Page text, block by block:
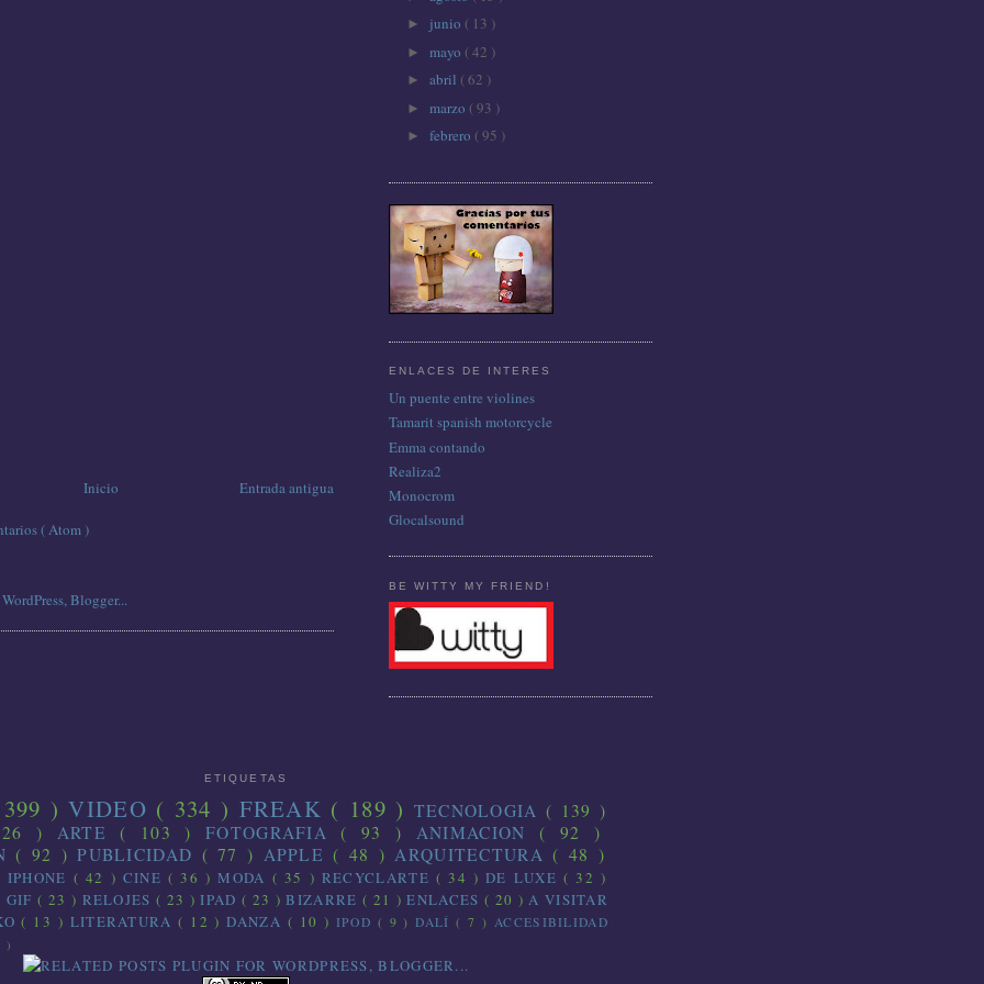
Entrada antigua
Inicio
( Atom )
► junio ( 13 )
► mayo ( 42 )
► abril ( 62 )
► marzo ( 93 )
► febrero ( 95 )
ENLACES DE INTERES
Un puente entre violines
Tamarit spanish motorcycle
Emma contando
Realiza2
Monocrom
Glocalsound
BE WITTY MY FRIEND!
ETIQUETAS
)VIDEO ( 334 ) FREAK ( 189 ) TECNOLOGIA ( 139 )
) ARTE( 103 )FOTOGRAFIA( 93 ) ANIMACION ( 92 )
( 92 )PUBLICIDAD ( 77 ) APPLE( 48 ) ARQUITECTURA( 48 )
IPHONE ( 42 ) CINE( 36 )MODA ( 35 ) RECYCLARTE ( 34 )DE LUXE( 32 )
GIF( 23 ) RELOJES( 23 ) IPAD( 23 ) BIZARRE ( 21 )ENLACES ( 20 )A VISITAR
( 13 ) LITERATURA( 12 )DANZA ( 10 ) IPOD ( 9 ) DALÍ( 7 ) ACCESIBILIDAD
)